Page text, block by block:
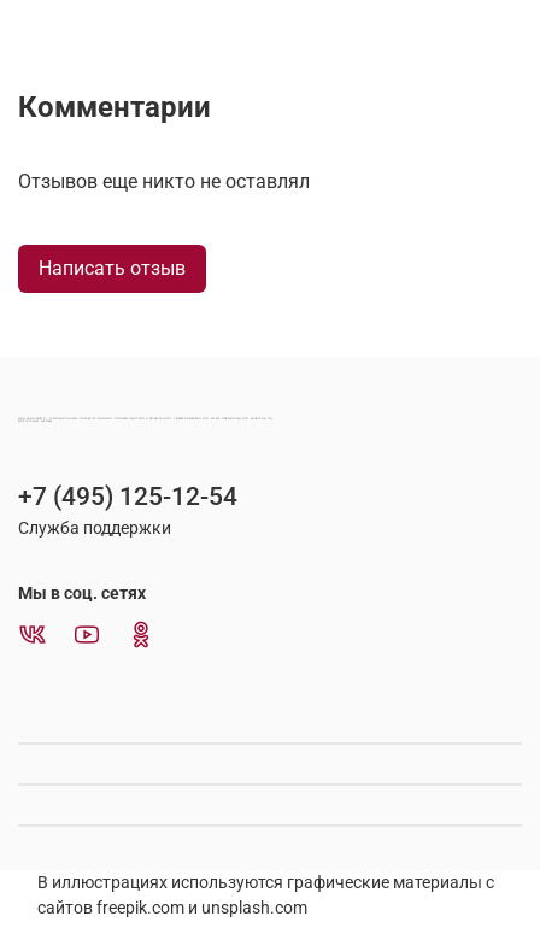
Комментарии
Отзывов еще никто не оставлял
Написать отзыв
+7 (495) 125-12-54
Служба поддержки
Мы в соц. сетях
В иллюстрациях используются графические материалы с
сайтов freepik.com и unsplash.com